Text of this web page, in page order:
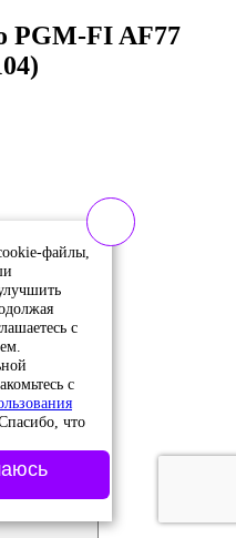
PGM-FI AF77
файлы,
с
с
что